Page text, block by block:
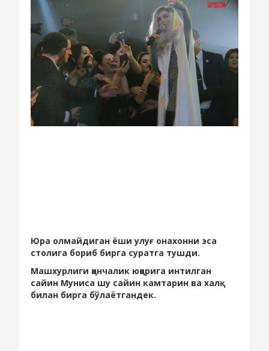
Юра олмайдиган ёши улуғ онахонни эса
столига бориб бирга суратга тушди.
Машхурлиги қанчалик юқорига интилган
сайин Муниса шу сайин камтарин ва халқ
билан бирга бўлаётгандек.